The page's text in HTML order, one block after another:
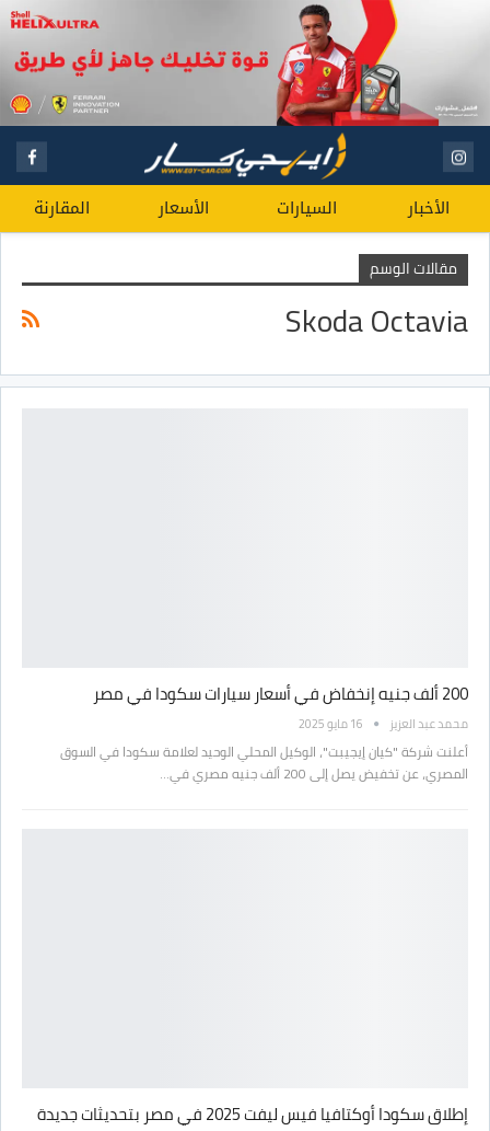
الأخبار السيارات الأسعار المقارنة
مقالات الوسم
Skoda Octavia
200 ألف جنيه إنخفاض في أسعار سيارات سكودا في مصر
محمد عبد العزيز 16 مايو 2025
أعلنت شركة "كيان إيجيبت"، الوكيل المحلي الوحيد لعلامة سكودا في السوق
المصري، عن تخفيض يصل إلى 200 ألف جنيه مصري في…
إطلاق سكودا أوكتافيا فيس ليفت 2025 في مصر بتحديثات جديدة